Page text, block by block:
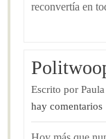
reconvertía en
Escrito por
hay comentarios